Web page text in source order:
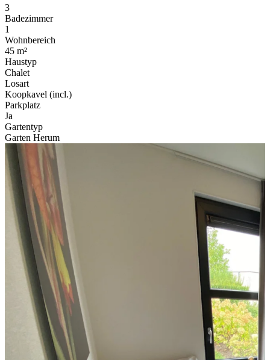
3
Badezimmer
1
Wohnbereich
45 m²
Haustyp
Chalet
Losart
Koopkavel (incl.)
Parkplatz
Ja
Gartentyp
Garten Herum